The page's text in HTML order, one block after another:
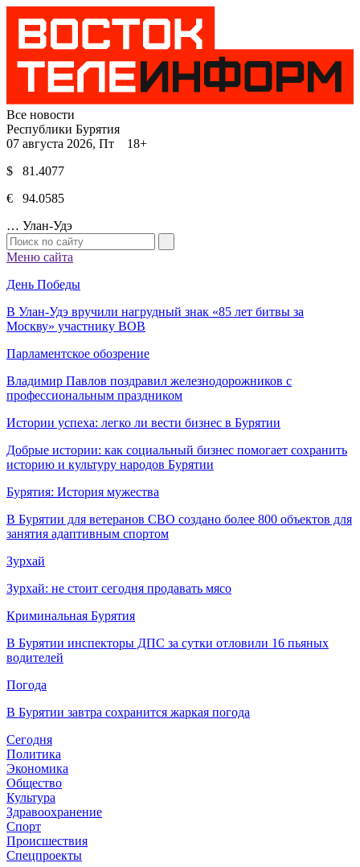
Все новости
Республики Бурятия
07 августа 2026, Пт 18+
$ 81.4077
€ 94.0585
… Улан-Удэ
Меню сайта
День Победы
В Улан-Удэ вручили нагрудный знак «85 лет битвы за
Москву» участнику ВОВ
Парламентское обозрение
Владимир Павлов поздравил железнодорожников с
профессиональным праздником
Истории успеха: легко ли вести бизнес в Бурятии
Добрые истории: как социальный бизнес помогает сохранить
историю и культуру народов Бурятии
Бурятия: История мужества
В Бурятии для ветеранов СВО создано более 800 объектов для
занятия адаптивным спортом
Зурхай
Зурхай: не стоит сегодня продавать мясо
Криминальная Бурятия
В Бурятии инспекторы ДПС за сутки отловили 16 пьяных
водителей
Погода
В Бурятии завтра сохранится жаркая погода
Сегодня
Политика
Экономика
Общество
Культура
Здравоохранение
Спорт
Происшествия
Спецпроекты